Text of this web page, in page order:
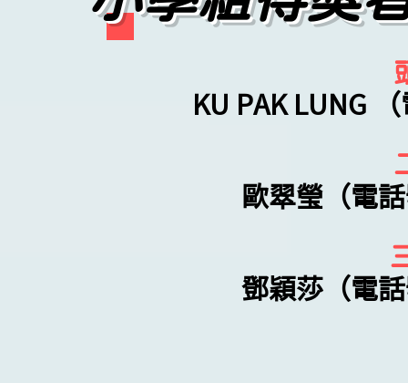
KU PAK LUNG
歐翠瑩（電
鄧穎莎（電